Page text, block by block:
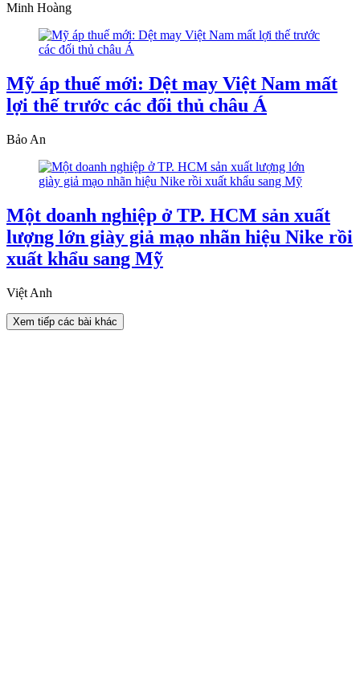
Minh Hoàng
Mỹ áp thuế mới: Dệt may Việt Nam mất
lợi thế trước các đối thủ châu Á
Bảo An
Một doanh nghiệp ở TP. HCM sản xuất
lượng lớn giày giả mạo nhãn hiệu Nike rồi
xuất khẩu sang Mỹ
Việt Anh
Xem tiếp các bài khác